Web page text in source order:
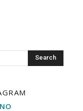
Search